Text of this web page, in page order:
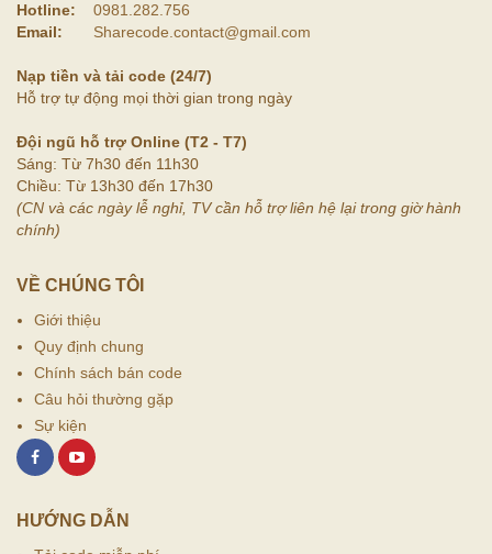
Hotline:
0981.282.756
Email:
Sharecode.contact@gmail.com
Nạp tiền và tải code (24/7)
Hỗ trợ tự động mọi thời gian trong ngày
Đội ngũ hỗ trợ Online (T2 - T7)
Sáng: Từ 7h30 đến 11h30
Chiều: Từ 13h30 đến 17h30
(CN và các ngày lễ nghỉ, TV cần hỗ trợ liên hệ lại trong giờ hành
chính)
VỀ CHÚNG TÔI
Giới thiệu
Quy định chung
Chính sách bán code
Câu hỏi thường gặp
Sự kiện
HƯỚNG DẪN